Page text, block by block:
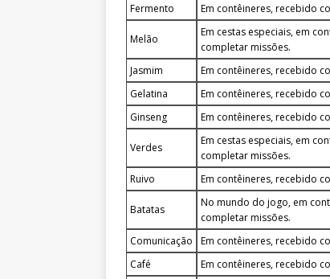
Fermento
Em contêineres, recebido
Melão
Em cestas especiais, em
completar missões.
Jasmim
Em contêineres, recebido
Gelatina
Em contêineres, recebido
Ginseng
Em contêineres, recebido
Verdes
Em cestas especiais, em
completar missões.
Ruivo
Em contêineres, recebido
Batatas
No mundo do jogo, em
completar missões.
Comunicação
Em contêineres, recebido
Café
Em contêineres, recebido